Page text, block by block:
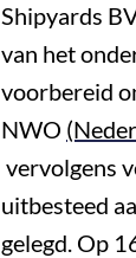
Shipyards
van het
voorbereid
NWO
vervolgens
uitbesteed
gelegd. Op